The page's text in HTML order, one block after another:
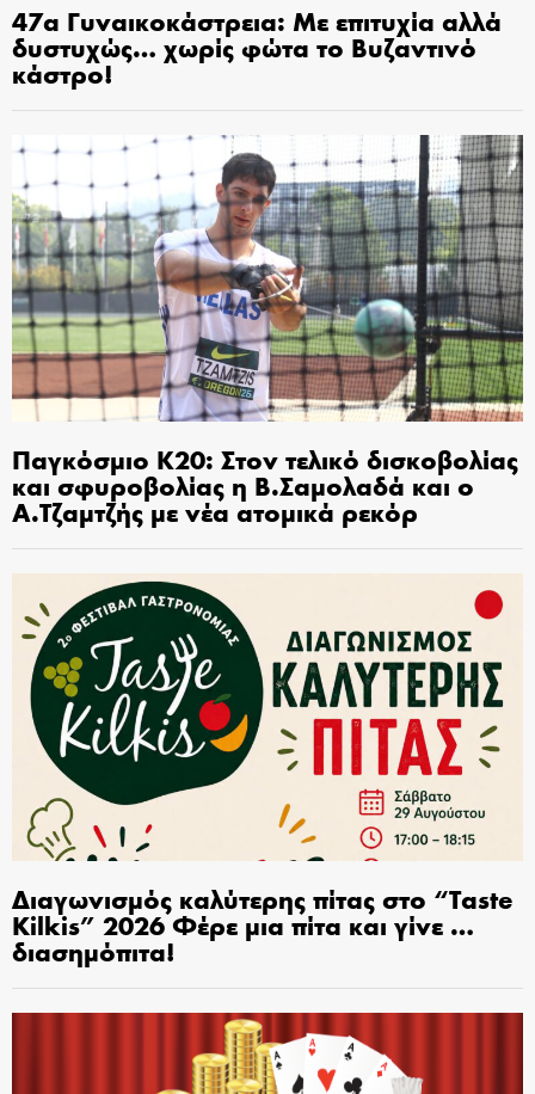
47α Γυναικοκάστρεια: Με επιτυχία αλλά
δυστυχώς… χωρίς φώτα το Βυζαντινό
κάστρο!
Παγκόσμιο Κ20: Στον τελικό δισκοβολίας
και σφυροβολίας η Β.Σαμολαδά και ο
Α.Τζαμτζής με νέα ατομικά ρεκόρ
Διαγωνισμός καλύτερης πίτας στο “Taste
Kilkis” 2026 Φέρε μια πίτα και γίνε …
διασημόπιτα!